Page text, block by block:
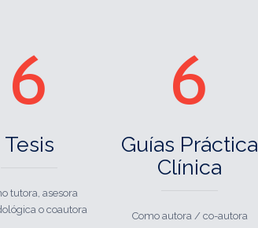
6
Tesis
tutora, asesora
o coautora
6
Guías Práctica
Clínica
Como autora / co-autora